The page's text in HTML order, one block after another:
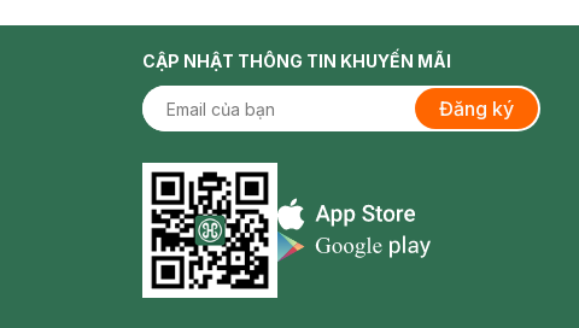
CẬP NHẬT THÔNG TIN KHUYẾN MÃI
Đăng ký
Appstore icon